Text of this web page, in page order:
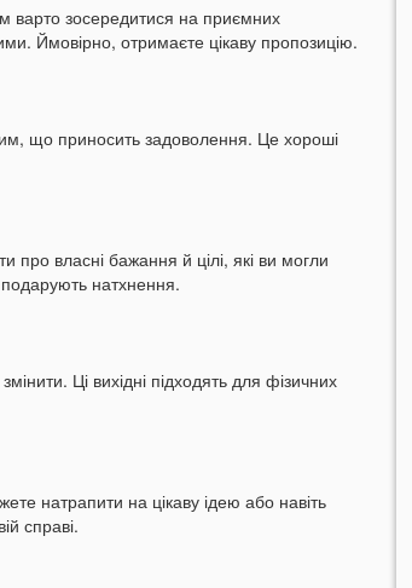
варто зосередитися на приємних
Ймовірно, отримаєте цікаву пропозицію.
що приносить задоволення. Це хороші
власні бажання й цілі, які ви могли
подарують натхнення.
Ці вихідні підходять для фізичних
натрапити на цікаву ідею або навіть
справі.